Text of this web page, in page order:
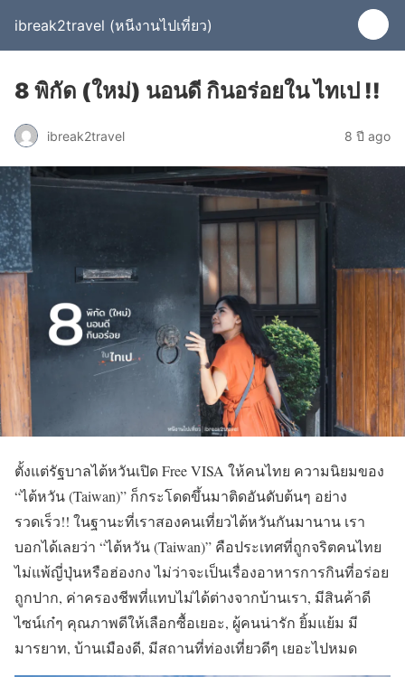
ibreak2travel (หนีงานไปเที่ยว)
8 พิกัด (ใหม่) นอนดี กินอร่อยใน ไทเป !!
ibreak2travel 8 ปี ago
ตั้งแต่รัฐบาลไต้หวันเปิด Free VISA ให้คนไทย ความนิยมของ
“ไต้หวัน (Taiwan)” ก็กระโดดขึ้นมาติดอันดับต้นๆ อย่าง
รวดเร็ว!! ในฐานะที่เราสองคนเที่ยวไต้หวันกันมานาน เรา
บอกได้เลยว่า “ไต้หวัน (Taiwan)” คือประเทศที่ถูกจริตคนไทย
ไม่แพ้ญี่ปุ่นหรือฮ่องกง ไม่ว่าจะเป็นเรื่องอาหารการกินที่อร่อย
ถูกปาก, ค่าครองชีพที่แทบไม่ได้ต่างจากบ้านเรา, มีสินค้าดี
ไซน์เก๋ๆ คุณภาพดีให้เลือกซื้อเยอะ, ผู้คนน่ารัก ยิ้มแย้ม มี
มารยาท, บ้านเมืองดี, มีสถานที่ท่องเที่ยวดีๆ เยอะไปหมด